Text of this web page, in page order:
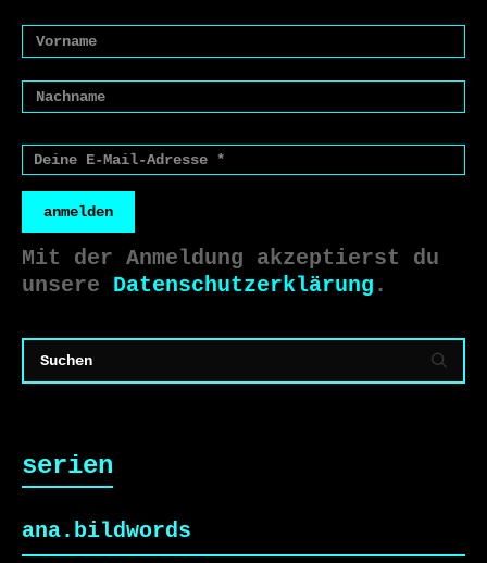
anmelden
Mit der Anmeldung akzeptierst du
unsere Datenschutzerklärung .
serien
ana.bildwords